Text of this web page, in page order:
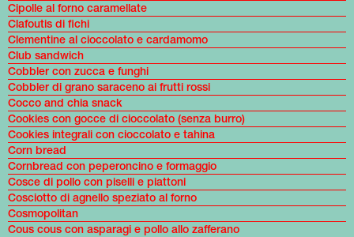
Cipolle al forno caramellate
Clafoutis di fichi
Clementine al cioccolato e cardamomo
Club sandwich
Cobbler con zucca e funghi
Cobbler di grano saraceno ai frutti rossi
Cocco and chia snack
Cookies con gocce di cioccolato (senza burro)
Cookies integrali con cioccolato e tahina
Corn bread
Cornbread con peperoncino e formaggio
Cosce di pollo con piselli e piattoni
Cosciotto di agnello speziato al forno
Cosmopolitan
Cous cous con asparagi e pollo allo zafferano